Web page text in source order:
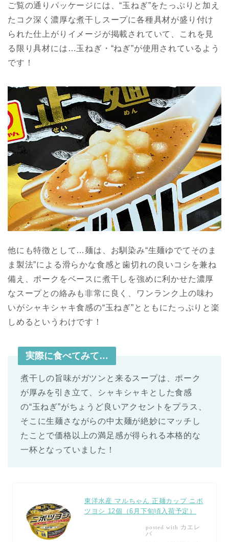
ご覧の通りパッケージには、“玉ねぎ”をたっぷりと加え
たコク深く濃厚な煮干しスープに各種具材が盛り付け
られた仕上がりイメージが掲載されていて、これを見
る限り具材には…玉ねぎ・“ねぎ”が使用されているよう
です！
他にも特徴として…麺は、お馴染み“生麺ゆでてそのま
ま製法”による滑らかな食感と歯切れの良いコシを兼ね
備え、ポークをベースに煮干しを強めに利かせた濃厚
なスープとの絡みも非常に良く、ワンランク上の味わ
いがシャキシャキ食感の“玉ねぎ”とともにたっぷりと楽
しめるというわけです！
実際に食べてみて…
煮干しの旨味がガツンと来るスープは、ポーク
が厚みを引き立て、シャキシャキとした食感
の“玉ねぎ”がちょうど良いアクセントをプラス、
そこに生麺さながらの中太麺が絶妙にマッチし
たことで価格以上の満足感が得られる本格的な
一杯となっていました！
東洋水産 マルちゃん 正麺カップ ニボ
ツヨシ 12個（6月下旬頃入荷予定）
posted with カエレ
バ